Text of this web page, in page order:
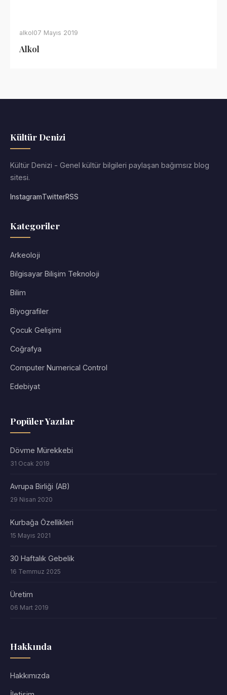
alkol07 Mayıs 2019
Alkol
Kültür Denizi
Kültür Denizi - Genel kültür bilgileri paylaşan bağımsız blog
sitesi.
InstagramTwitterRSS
Kategoriler
Arkeoloji
Bilgisayar Bilişim Teknoloji
Bilim
Biyografiler
Çocuk Gelişimi
Coğrafya
Computer Numerical Control
Edebiyat
Popüler Yazılar
Dövme Mürekkebi
31 Ocak 2019
Avrupa Birliği (AB)
29 Nisan 2020
Kurbağa Özellikleri
15 Mayıs 2021
30 Haftalık Gebelik
16 Temmuz 2025
Üretim
06 Mart 2019
Hakkında
Hakkımızda